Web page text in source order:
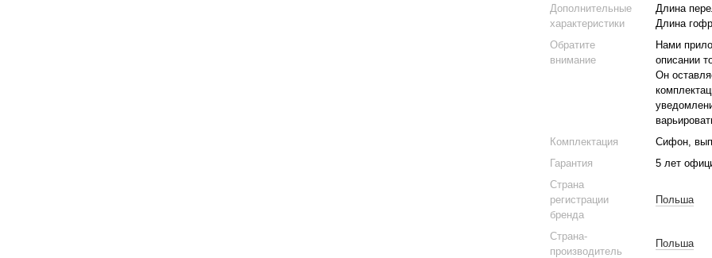
Дополнительные
характеристики
Длина
Длина
Обратите
внимание
Нами
описании
Он
Комплектация
Сифон,
Гарантия
5 лет
Страна
регистрации
бренда
Польша
Страна-
производитель
Польша